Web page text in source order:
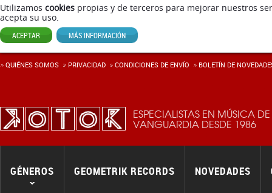
Utilizamos cookies propias y de terceros para mejorar nuestros
acepta su uso.
ACEPTAR MÁS INFORMACIÓN
ESPECIALISTAS EN MÚSICA DE
VANGUARDIA DESDE 1986
GÉNEROS GEOMETRIK RECORDS NOVEDADES
QUIÉNES SOMOS PRIVACIDAD CONDICIONES DE ENVÍ­O BOLETÍN DE